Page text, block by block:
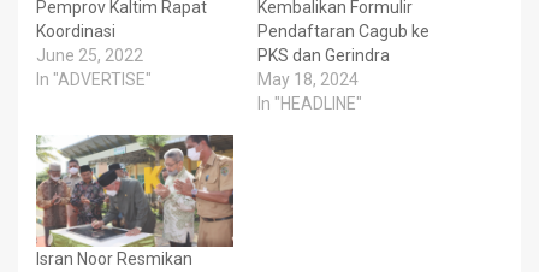
Pemprov Kaltim Rapat
Koordinasi
June 25, 2022
In "ADVERTISE"
Kembalikan Formulir
Pendaftaran Cagub ke
PKS dan Gerindra
May 18, 2024
In "HEADLINE"
Isran Noor Resmikan